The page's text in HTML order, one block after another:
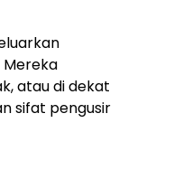
Mereka
atau di dekat
sifat pengusir